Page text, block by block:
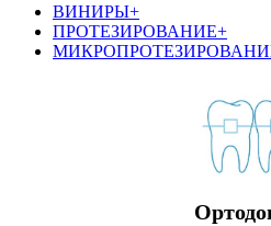
ВИНИРЫ+
ПРОТЕЗИРОВАНИЕ+